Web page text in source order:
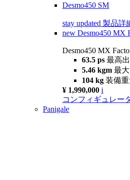
Desmo450 SM
stay updated 製品詳
new Desmo450 MX
Desmo450 MX
63.5 ps 最高
5.46 kgm 最
104 kg 装備重
¥ 1,990,000 i
コンフィギュレー
Panigale